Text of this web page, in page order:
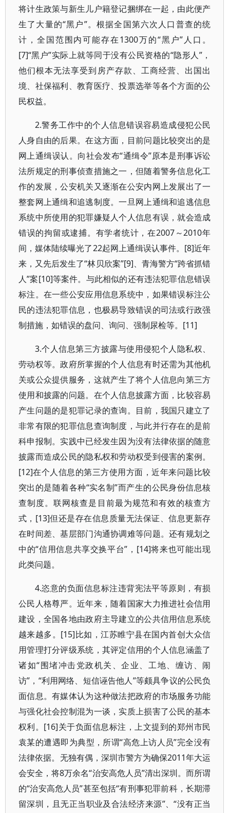
将计生政策与新生儿户籍登记捆绑在一起，由此便产
生了大量的“黑户”。根据全国第六次人口普查的统
计，全国范围内可能存在1300万的“黑户”人口。
[7]“黑户”实际上就等同于没有公民资格的“隐形人”，
他们根本无法享受到房产存款、工商经营、出国出
境、社保福利、教育医疗、投票选举等各个方面的公
民权益。
2.警务工作中的个人信息错误容易造成侵犯公民
人身自由的后果。在这方面，目前问题比较突出的是
网上通缉误认。向社会发布“通缉令”原本是刑事诉讼
法所规定的刑事侦查措施之一，但随着警务信息化工
作的发展，公安机关又逐渐在公安内网上发展出了一
整套网上通缉和追逃制度。一旦网上通缉和追逃信息
系统中所使用的犯罪嫌疑人个人信息有误，就会造成
错误的拘留或逮捕。有学者统计，在2007～2010年
间，媒体陆续曝光了22起网上通缉误认事件。[8]近年
来，又先后发生了“林贝欣案”[9]、青海警方“跨省抓错
人”案[10]等案件。与此相似的还有违法犯罪信息错误
标注。在一些公安应用信息系统中，如果错误标注公
民的违法犯罪信息，也极易导致错误的司法或行政强
制措施，如错误的盘问、询问、强制尿检等。[11]
3.个人信息第三方披露与使用侵犯个人隐私权、
劳动权等。政府所掌握的个人信息有时还需为其他机
关或公众提供服务，这就产生了将个人信息向第三方
使用和披露的问题。在个人信息披露方面，比较容易
产生问题的是犯罪记录的查询。目前，我国只建立了
非常有限的犯罪信息查询制度，与此并行存在的是前
科申报制。实践中已经发生因为没有法律依据的随意
披露而造成公民的隐私权和劳动权受到侵害的案例。
[12]在个人信息的第三方使用方面，近年来问题比较
突出的是随着各种“实名制”而产生的公民身份信息核
查制度。联网核查是目前最为规范和有效的核查方
式，[13]但还是存在信息质量无法保证、信息更新存
在时间差、基层部门沟通协调难等问题。还有规划之
中的“信用信息共享交换平台”，[14]将来也可能出现
此类问题。
4.恣意的负面信息标注违背宪法平等原则，有损
公民人格尊严。近年来，随着国家大力推进社会信用
建设，全国各地由政府主导建立的公共信用信息系统
越来越多。[15]比如，江苏睢宁县在国内首创大众信
用管理打分评级系统，其评定信用的个人信息涵盖了
诸如“围堵冲击党政机关、企业、工地、缠访、闹
访”，“利用网络、短信诬告他人”等颇具争议的公民负
面信息。有媒体认为这种做法把政府的市场服务功能
与强化社会控制混为一谈，实质上损害了公民的基本
权利。[16]关于负面信息标注，上文提到的郑州市民
袁某的遭遇即为典型，所谓“高危上访人员”完全没有
法律依据。无独有偶，深圳市警方为确保2011年大运
会安全，将8万余名“治安高危人员”清出深圳。而所谓
的“治安高危人员”甚至包括“有刑事犯罪前科，长期滞
留深圳，且无正当职业及合法经济来源”、“没有正当